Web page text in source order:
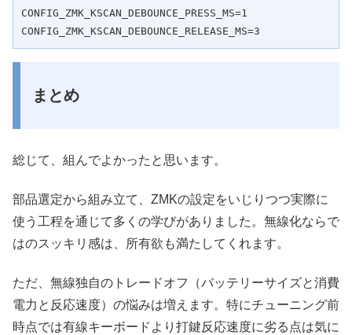
CONFIG_ZMK_KSCAN_DEBOUNCE_PRESS_MS=1
CONFIG_ZMK_KSCAN_DEBOUNCE_RELEASE_MS=3
まとめ
総じて、組んでよかったと思います。
部品選定から組み立て、ZMKの設定をいじりつつ実際に
使う工程を通じて多くの学びがありました。無線化ならで
はのスッキリ感は、所有欲も満たしてくれます。
ただ、無線独自のトレードオフ（バッテリーサイズと消費
電力と反応速度）の悩みは増えます。特にチューニング前
時点では有線キーボードより打鍵反応速度に劣る点は気に